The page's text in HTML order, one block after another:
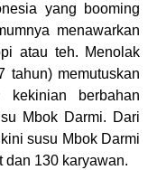
yang booming
menawarkan
atau teh. Menolak
tahun) memutuskan
kekinian berbahan
Mbok Darmi. Dari
susu Mbok Darmi
dan 130 karyawan.